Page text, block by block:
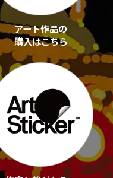
アート作品の
購入はこちら